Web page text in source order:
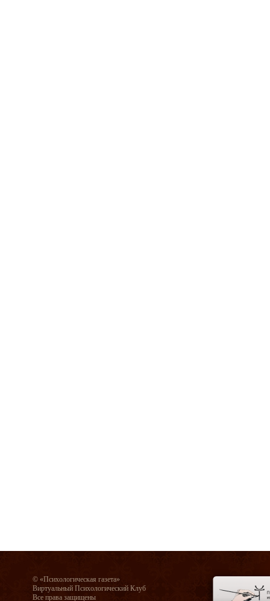
© «Психологическая газета»
Виртуальный Психологический Клуб
Все права защищены